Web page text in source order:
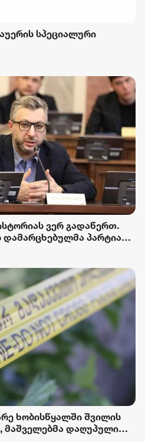
სპეციალური
ვერ გადაწერთ.
პარტიამ,
ხობისწყალში შვილის
მაშველებმა დაღუპული